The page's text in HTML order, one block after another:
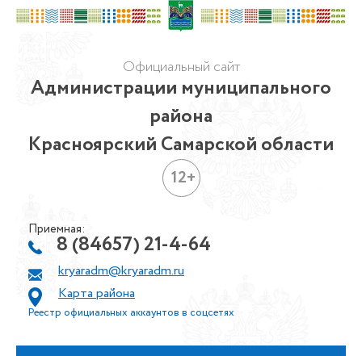
Официальный сайт
Администрации муниципального
района
Красноярский Самарской области
12+
Приемная:
8 (84657) 21-4-64
kryaradm@kryaradm.ru
Карта района
Реестр официальных аккаунтов в соцсетях